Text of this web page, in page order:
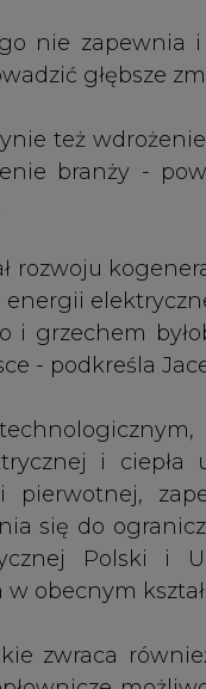
i
pierwotnej,
się do
Polski i
w obecnym
zwraca
jako
jest myląca,
W
pochodzi z
zapewnić
tych środków
nikt nie
Jacek Szymczak.